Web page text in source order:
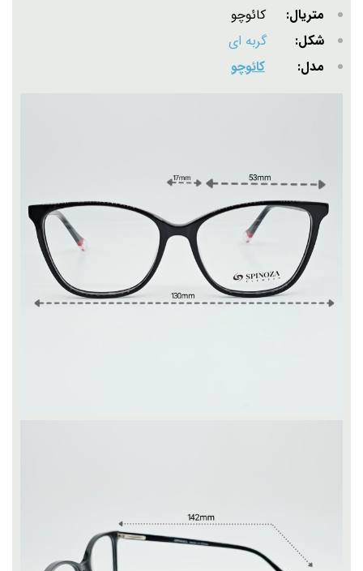
متریال:
کائوچو
شکل: گربه ای
مدل: کائوچو